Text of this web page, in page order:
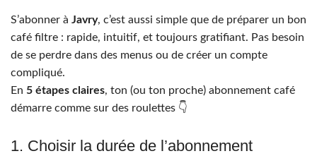
S’abonner à Javry, c’est aussi simple que de préparer un bon
café filtre : rapide, intuitif, et toujours gratifiant. Pas besoin
de se perdre dans des menus ou de créer un compte
compliqué.
En 5 étapes claires, ton (ou ton proche) abonnement café
démarre comme sur des roulettes 👇
1. Choisir la durée de l’abonnement